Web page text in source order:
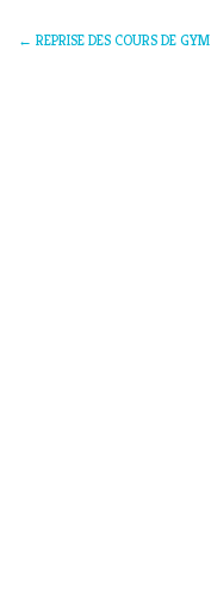
← REPRISE DES COURS DE GYM